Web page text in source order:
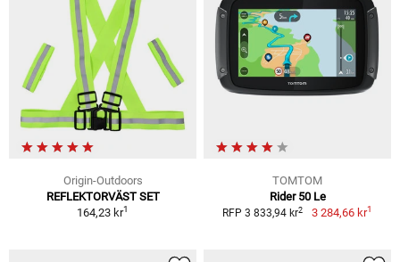
Origin-Outdoors
REFLEKTORVÄST SET
164,23 kr1
TOMTOM
Rider 50 Le
RFP 3 833,94 kr2 3 284,66 kr1